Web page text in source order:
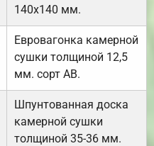
140х140 мм.
Евровагонка камерной
сушки толщиной 12,5
мм. сорт АВ.
Шпунтованная доска
камерной сушки
толщиной 35-36 мм.